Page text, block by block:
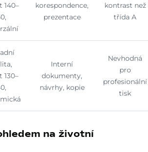
140–
korespondence,
prezentace
kontrast než
třída A
130–
Interní
dokumenty,
návrhy, kopie
Nevhodná
pro
profesionální
tisk
na životní